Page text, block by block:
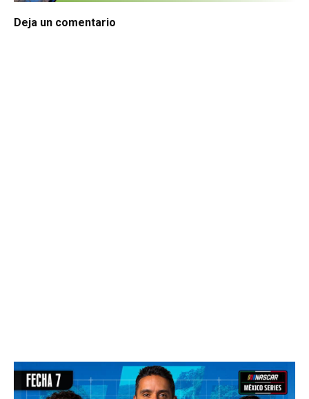
Deja un comentario